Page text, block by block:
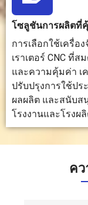
คุณภาพขอบ
ข
ค
ข
ท
โซลูชันการผลิตที่
การเลือกใช้เครื่อ
เราเตอร์ CNC ที่
และความคุ้มค่า เ
ปรับปรุงการใช้ปร
ผลผลิต และสนับส
โรงงานและโรงผ
ค